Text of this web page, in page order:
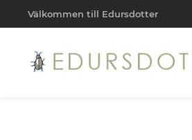
Välkommen till Edursdotter